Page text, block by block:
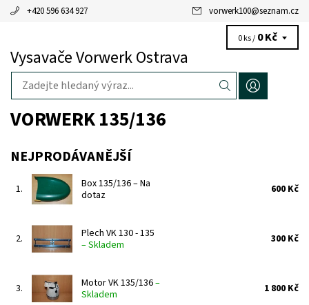
+420 596 634 927 vorwerk100@seznam.cz
Vysavače Vorwerk Ostrava
0 ks / 0 Kč
VORWERK 135/136
NEJPRODÁVANĚJŠÍ
1. Box 135/136–Na
dotaz
600 Kč
2.
Plech VK 130 - 135
–Skladem 300 Kč
3. Motor VK 135/136–
Skladem
1 800 Kč